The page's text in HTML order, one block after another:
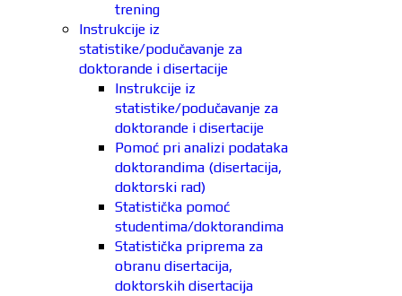
trening
Instrukcije iz
statistike/podučavanje za
doktorande i disertacije
Instrukcije iz
statistike/podučavanje za
doktorande i disertacije
Pomoć pri analizi podataka
doktorandima (disertacija,
doktorski rad)
Statistička pomoć
studentima/doktorandima
Statistička priprema za
obranu disertacija,
doktorskih disertacija